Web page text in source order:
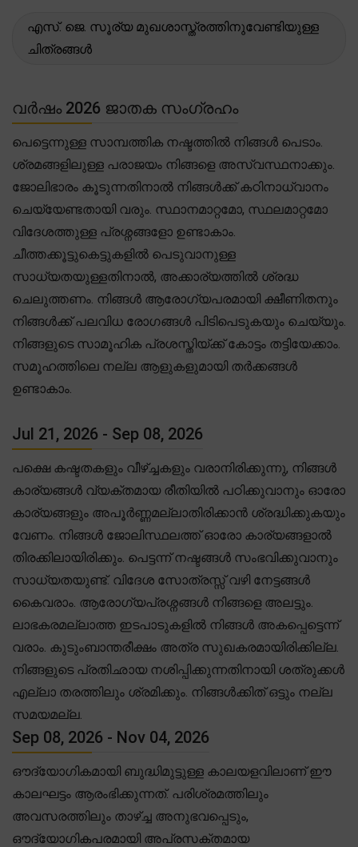
എസ്. ജെ. സൂര്യ മുഖശാസ്ത്രത്തിനുവേണ്ടിയുള്ള
ചിത്രങ്ങൾ
വർഷം 2026 ജാതക സംഗ്രഹം
പെട്ടെന്നുള്ള സാമ്പത്തിക നഷ്ടത്തിൽ നിങ്ങൾ പെടാം.
ശ്രമങ്ങളിലുള്ള പരാജയം നിങ്ങളെ അസ്വസ്ഥനാക്കും.
ജോലിഭാരം കൂടുന്നതിനാൽ നിങ്ങൾക്ക് കഠിനാധ്വാനം
ചെയ്യേണ്ടതായി വരും. സ്ഥാനമാറ്റമോ, സ്ഥലമാറ്റമോ
വിദേശത്തുള്ള പ്രശ്നങ്ങളോ ഉണ്ടാകാം.
ചീത്തക്കൂട്ടുകെട്ടുകളിൽ പെടുവാനുള്ള
സാധ്യതയുള്ളതിനാൽ, അക്കാര്യത്തിൽ ശ്രദ്ധ
ചെലുത്തണം. നിങ്ങൾ ആരോഗ്യപരമായി ക്ഷീണിതനും
നിങ്ങൾക്ക് പലവിധ രോഗങ്ങൾ പിടിപെടുകയും ചെയ്യും.
നിങ്ങളുടെ സാമൂഹിക പ്രശസ്തിയ്ക്ക് കോട്ടം തട്ടിയേക്കാം.
സമൂഹത്തിലെ നല്ല ആളുകളുമായി തർക്കങ്ങൾ
ഉണ്ടാകാം.
Jul 21, 2026 - Sep 08, 2026
പക്ഷെ കഷ്ടതകളും വീഴ്ച്ചകളും വരാനിരിക്കുന്നു, നിങ്ങൾ
കാര്യങ്ങൾ വ്യക്തമായ രീതിയിൽ പഠിക്കുവാനും ഓരോ
കാര്യങ്ങളും അപൂർണ്ണമല്ലാതിരിക്കാൻ ശ്രദ്ധിക്കുകയും
വേണം. നിങ്ങൾ ജോലിസ്ഥലത്ത് ഓരോ കാര്യങ്ങളാൽ
തിരക്കിലായിരിക്കും. പെട്ടന്ന് നഷ്ടങ്ങൾ സംഭവിക്കുവാനും
സാധ്യതയുണ്ട്. വിദേശ സോത്രസ്സ് വഴി നേട്ടങ്ങൾ
കൈവരാം. ആരോഗ്യപ്രശ്നങ്ങൾ നിങ്ങളെ അലട്ടും.
ലാഭകരമല്ലാത്ത ഇടപാടുകളിൽ നിങ്ങൾ അകപ്പെട്ടെന്ന്
വരാം. കുടുംബാന്തരീക്ഷം അത്ര സുഖകരമായിരിക്കില്ല.
നിങ്ങളുടെ പ്രതിഛായ നശിപ്പിക്കുന്നതിനായി ശത്രുക്കൾ
എല്ലാ തരത്തിലും ശ്രമിക്കും. നിങ്ങൾക്കിത് ഒട്ടും നല്ല
സമയമല്ല.
Sep 08, 2026 - Nov 04, 2026
ഔദ്യോഗികമായി ബുദ്ധിമുട്ടുള്ള കാലയളവിലാണ് ഈ
കാലഘട്ടം ആരംഭിക്കുന്നത്. പരിശ്രമത്തിലും
അവസരത്തിലും താഴ്ച്ച അനുഭവപ്പെടും,
ഔദ്യോഗികപരമായി അപ്രസക്തമായ